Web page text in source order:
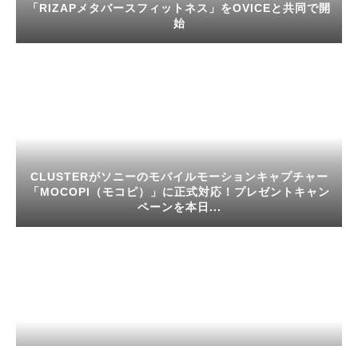
「RIZAPメタバースフィットネス」をOVICEと共同で開
始
CLUSTERがソニーのモバイルモーションキャプチャー
「MOCOPI（モコピ）」に正式対応！プレゼントキャン
ペーンを本日...